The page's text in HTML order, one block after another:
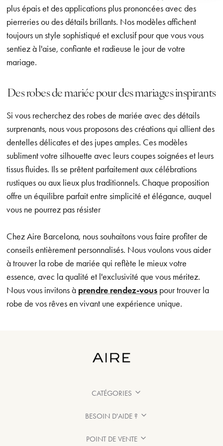
plus épais et des applications plus prononcées avec des
pierreries ou des détails brillants. Nos modèles affichent
toujours un style sophistiqué et exclusif pour que vous vous
sentiez à l'aise, confiante et radieuse le jour de votre
mariage.
Des robes de mariée pour des mariages inspirants
Si vous recherchez des robes de mariée avec des détails
surprenants, nous vous proposons des créations qui allient des
dentelles délicates et des jupes amples. Ces modèles
subliment votre silhouette avec leurs coupes soignées et leurs
tissus fluides. Ils se prêtent parfaitement aux célébrations
rustiques ou aux lieux plus traditionnels. Chaque proposition
offre un équilibre parfait entre simplicité et élégance, auquel
vous ne pourrez pas résister
Chez Aire Barcelona, nous souhaitons vous faire profiter de
conseils entièrement personnalisés. Nous voulons vous aider
à trouver la robe de mariée qui reflète le mieux votre
essence, avec la qualité et l'exclusivité que vous méritez.
Nous vous invitons à prendre rendez-vous pour trouver la
robe de vos rêves en vivant une expérience unique.
CATÉGORIES
BESOIN D'AIDE ?
POINT DE VENTE